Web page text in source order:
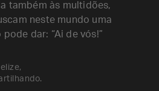
também às multidões,
neste mundo uma
dar: “Ai de vós!”